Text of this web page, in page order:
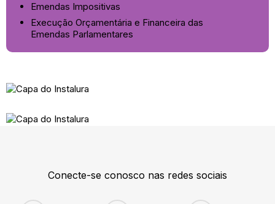
Emendas Impositivas
Execução Orçamentária e Financeira das
Emendas Parlamentares
Conecte-se conosco nas redes sociais